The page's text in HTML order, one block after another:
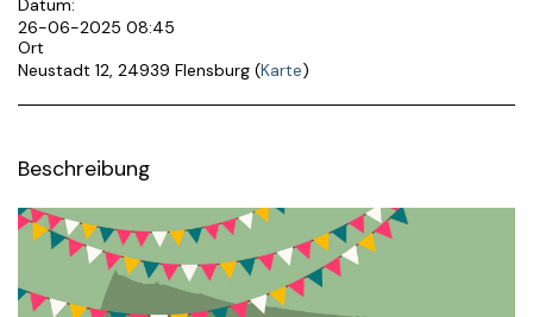
Datum:
26-06-2025 08:45
Ort
Neustadt 12, 24939 Flensburg (Karte)
Beschreibung